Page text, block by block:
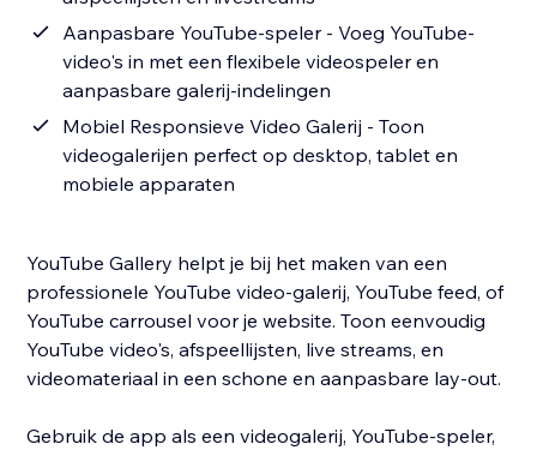
Aanpasbare YouTube-speler - Voeg YouTube-
video's in met een flexibele videospeler en
aanpasbare galerij-indelingen
Mobiel Responsieve Video Galerij - Toon
videogalerijen perfect op desktop, tablet en
mobiele apparaten
YouTube Gallery helpt je bij het maken van een
professionele YouTube video-galerij, YouTube feed, of
YouTube carrousel voor je website. Toon eenvoudig
YouTube video's, afspeellijsten, live streams, en
videomateriaal in een schone en aanpasbare lay-out.
Gebruik de app als een videogalerij, YouTube-speler,